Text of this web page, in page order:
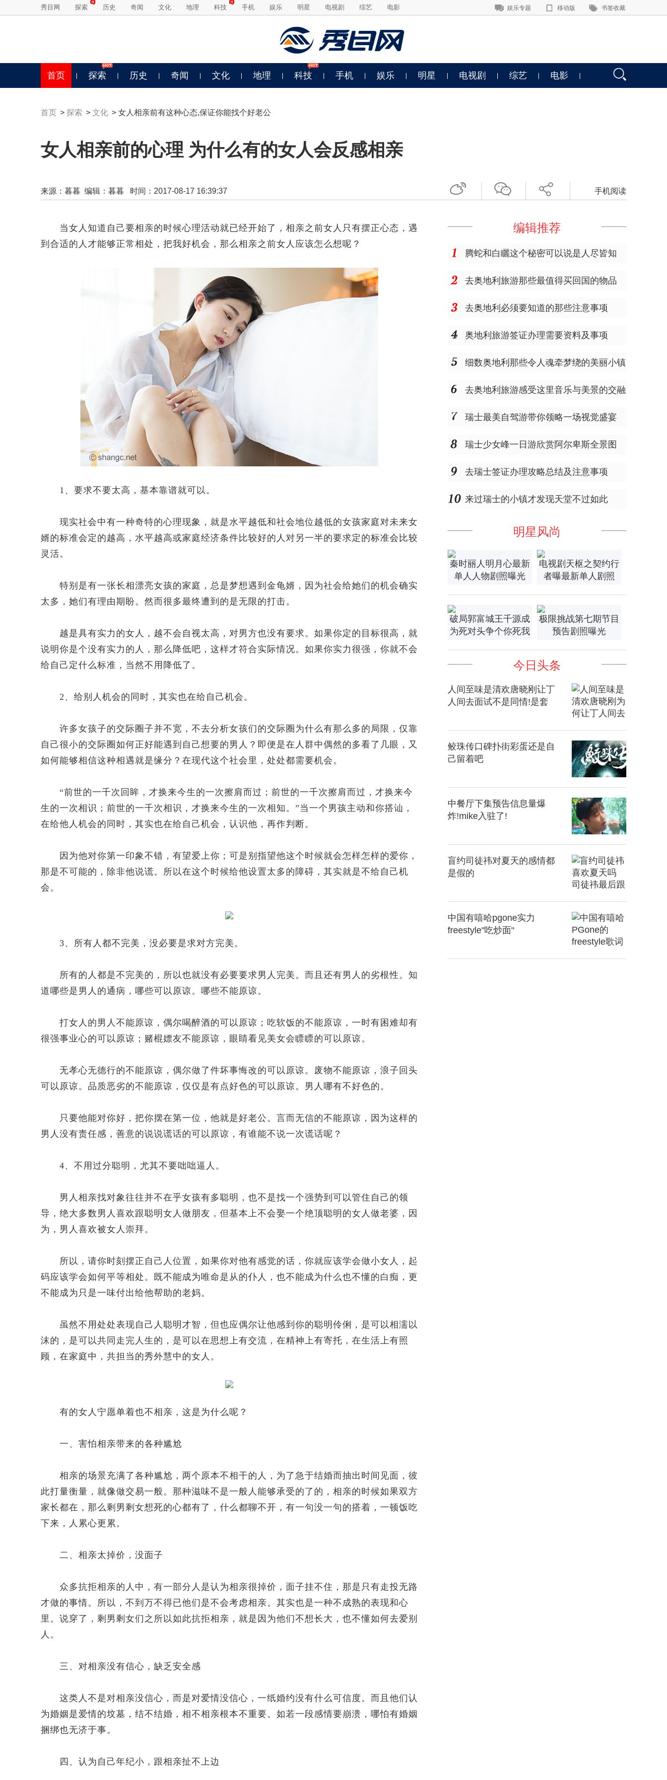
秀目网 探索 历史 奇闻 文化 地理 科技 手机 娱乐 明星 电视剧 综艺 电影 娱乐专题 移动版 书签收藏
首页 探索 历史 奇闻 文化 地理 科技 手机 娱乐 明星 电视剧 综艺 电影
首页 > 探索 > 文化 > 女人相亲前有这种心态,保证你能找个好老公
女人相亲前的心理 为什么有的女人会反感相亲
来源： 暮暮 编辑：暮暮 时间：2017-08-17 16:39:37 手机阅读
当女人知道自己要相亲的时候心理活动就已经开始了，相亲之前女人只有摆正心态，遇
到合适的人才能够正常相处，把我好机会，那么相亲之前女人应该怎么想呢？
1、要求不要太高，基本靠谱就可以。
现实社会中有一种奇特的心理现象，就是水平越低和社会地位越低的女孩家庭对未来女
婿的标准会定的越高，水平越高或家庭经济条件比较好的人对另一半的要求定的标准会比较
灵活。
特别是有一张长相漂亮女孩的家庭，总是梦想遇到金龟婿，因为社会给她们的机会确实
太多，她们有理由期盼。然而很多最终遭到的是无限的打击。
越是具有实力的女人，越不会自视太高，对男方也没有要求。如果你定的目标很高，就
说明你是个没有实力的人，那么降低吧，这样才符合实际情况。如果你实力很强，你就不会
给自己定什么标准，当然不用降低了。
2、给别人机会的同时，其实也在给自己机会。
许多女孩子的交际圈子并不宽，不去分析女孩们的交际圈为什么有那么多的局限，仅靠
自己很小的交际圈如何正好能遇到自己想要的男人？即便是在人群中偶然的多看了几眼，又
如何能够相信这种相遇就是缘分？在现代这个社会里，处处都需要机会。
“前世的一千次回眸，才换来今生的一次擦肩而过；前世的一千次擦肩而过，才换来今
生的一次相识；前世的一千次相识，才换来今生的一次相知。”当一个男孩主动和你搭讪，
在给他人机会的同时，其实也在给自己机会，认识他，再作判断。
因为他对你第一印象不错，有望爱上你；可是别指望他这个时候就会怎样怎样的爱你，
那是不可能的，除非他说谎。所以在这个时候给他设置太多的障碍，其实就是不给自己机
会。
3、所有人都不完美，没必要是求对方完美。
所有的人都是不完美的，所以也就没有必要要求男人完美。而且还有男人的劣根性。知
道哪些是男人的通病，哪些可以原谅。哪些不能原谅。
打女人的男人不能原谅，偶尔喝醉酒的可以原谅；吃软饭的不能原谅，一时有困难却有
很强事业心的可以原谅；赌棍嫖友不能原谅，眼睛看见美女会瞟瞟的可以原谅。
无孝心无德行的不能原谅，偶尔做了件坏事悔改的可以原谅。废物不能原谅，浪子回头
可以原谅。品质恶劣的不能原谅，仅仅是有点好色的可以原谅。男人哪有不好色的。
只要他能对你好，把你摆在第一位，他就是好老公。言而无信的不能原谅，因为这样的
男人没有责任感，善意的说说谎话的可以原谅，有谁能不说一次谎话呢？
4、不用过分聪明，尤其不要咄咄逼人。
男人相亲找对象往往并不在乎女孩有多聪明，也不是找一个强势到可以管住自己的领
导，绝大多数男人喜欢跟聪明女人做朋友，但基本上不会娶一个绝顶聪明的女人做老婆，因
为，男人喜欢被女人崇拜。
所以，请你时刻摆正自己人位置，如果你对他有感觉的话，你就应该学会做小女人，起
码应该学会如何平等相处。既不能成为唯命是从的仆人，也不能成为什么也不懂的白痴，更
不能成为只是一味付出给他帮助的老妈。
虽然不用处处表现自己人聪明才智，但也应偶尔让他感到你的聪明伶俐，是可以相濡以
沫的，是可以共同走完人生的，是可以在思想上有交流，在精神上有寄托，在生活上有照
顾，在家庭中，共担当的秀外慧中的女人。
有的女人宁愿单着也不相亲，这是为什么呢？
一、害怕相亲带来的各种尴尬
相亲的场景充满了各种尴尬，两个原本不相干的人，为了急于结婚而抽出时间见面，彼
此打量衡量，就像做交易一般。那种滋味不是一般人能够承受的了的，相亲的时候如果双方
家长都在，那么剩男剩女想死的心都有了，什么都聊不开，有一句没一句的搭着，一顿饭吃
下来，人累心更累。
二、相亲太掉价，没面子
众多抗拒相亲的人中，有一部分人是认为相亲很掉价，面子挂不住，那是只有走投无路
才做的事情。所以，不到万不得已他们是不会考虑相亲。其实也是一种不成熟的表现和心
里。说穿了，剩男剩女们之所以如此抗拒相亲，就是因为他们不想长大，也不懂如何去爱别
人。
三、对相亲没有信心，缺乏安全感
这类人不是对相亲没信心，而是对爱情没信心，一纸婚约没有什么可信度。而且他们认
为婚姻是爱情的坟墓，结不结婚，相不相亲根本不重要。如若一段感情要崩溃，哪怕有婚姻
捆绑也无济于事。
四、认为自己年纪小，跟相亲扯不上边
编辑推荐
腾蛇和白矖这个秘密可以说是人尽皆知
去奥地利旅游那些最值得买回国的物品
去奥地利必须要知道的那些注意事项
奥地利旅游签证办理需要资料及事项
细数奥地利那些令人魂牵梦绕的美丽小镇
去奥地利旅游感受这里音乐与美景的交融
瑞士最美自驾游带你领略一场视觉盛宴
瑞士少女峰一日游欣赏阿尔卑斯全景图
去瑞士签证办理攻略总结及注意事项
来过瑞士的小镇才发现天堂不过如此
明星风尚
秦时丽人明月心最新
单人人物剧照曝光
电视剧天枢之契约行
者曝最新单人剧照
破局郭富城王千源成
为死对头争个你死我
极限挑战第七期节目
预告剧照曝光
今日头条
人间至味是清欢唐晓刚让丁
人间去面试不是同情!是套
鲛珠传口碑扑街彩蛋还是自
己留着吧
中餐厅下集预告信息量爆
炸!mike入驻了!
盲约司徒祎对夏天的感情都
是假的
中国有嘻哈pgone实力
freestyle"吃炒面"